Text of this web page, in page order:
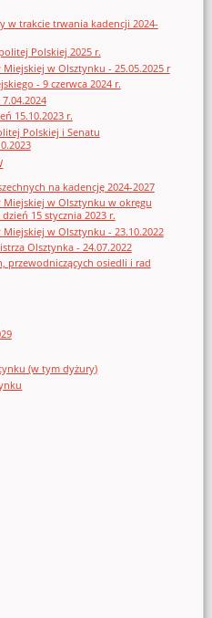
w trakcie trwania kadencji 2024-
Polskiej 2025 r.
w Olsztynku - 25.05.2025 r
- 9 czerwca 2024 r.
15.10.2023 r.
Polskiej i Senatu
na kadencję 2024-2027
Miejskiej w Olsztynku w okręgu
15 stycznia 2023 r.
w Olsztynku - 23.10.2022
Olsztynka - 24.07.2022
przewodniczących osiedli i rad
(w tym dyżury)